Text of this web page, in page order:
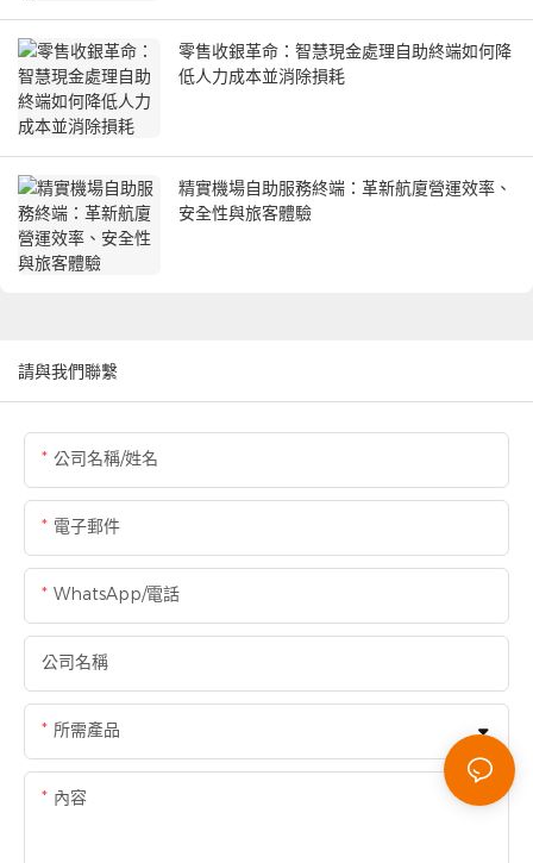
零售收銀革命：智慧現金處理自助終端如何降
低人力成本並消除損耗
精實機場自助服務終端：革新航廈營運效率、
安全性與旅客體驗
請與我們聯繫
公司名稱/姓名
電子郵件
WhatsApp/電話
公司名稱
所需產品
內容